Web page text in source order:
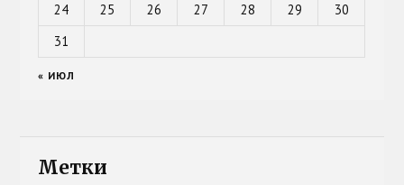
24
25 26 27 28 29
30
31
« ИЮЛ
Метки